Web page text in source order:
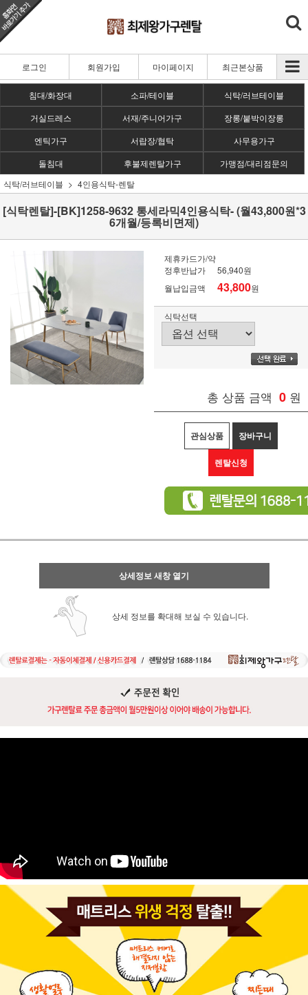
로그인 회원가입 마이페이지 최근본상품
침대/화장대 소파/테이블
식탁/러브테이블
거실드레스
서재/주니어가구
장롱/붙박이장롱
엔틱가구
서랍장/협탁
사무용가구
돌침대
후불제렌탈가구
가맹점/대리점문의
식탁/러브테이블
4인용식탁-렌탈
[식탁렌탈]-[BK]1258-9632 통세라믹4인용식탁- (월43,800원*3
6개월/등록비면제)
제휴카드가/약
정후반납가
56,940원
월납입금액
43,800원
식탁선택
총 상품 금액 0 원
관심상품 장바구니
렌탈신청
상세정보 새창 열기
상세 정보를 확대해 보실 수 있습니다.